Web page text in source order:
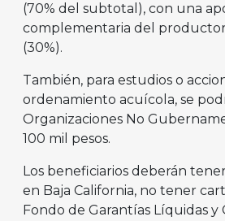
(70% del subtotal), con una
complementaria del
(30%).
También, para estudios o
ordenamiento acuícola, se
Organizaciones No
100 mil pesos.
Los beneficiarios deberán
en Baja California, no tener
Fondo de Garantías Líquidas